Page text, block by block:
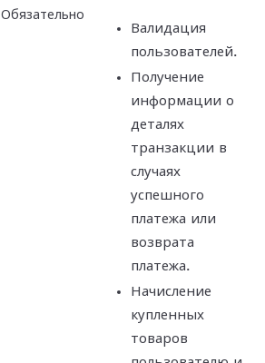
Обязательно
Валидация
пользователей.
Получение
информации о
деталях
транзакции в
случаях
успешного
платежа или
возврата
платежа.
Начисление
купленных
товаров